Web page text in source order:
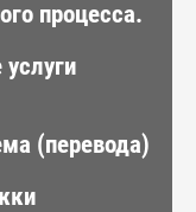
процесса.
(перевода)